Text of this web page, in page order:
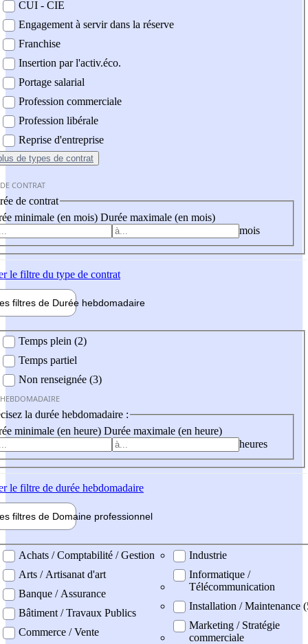
CUI - CIE
Engagement à servir dans la réserve
Franchise
Insertion par l'activ.éco.
Portage salarial
Profession commerciale
Profession libérale
Reprise d'entreprise
de types de contrat
CONTRAT
de contrat
minimale (en mois) Durée maximale (en mois)
mois
le filtre du type de contrat
filtres de Durée hebdomadaire
Temps plein (2)
Temps partiel
Non renseignée (3)
la durée hebdomadaire :
minimale (en heure) Durée maximale (en heure)
heures
le filtre de durée hebdomadaire
filtres de Domaine professionnel
professionel
Achats / Comptabilité / Gestion
Arts / Artisanat d'art
Banque / Assurance
Bâtiment / Travaux Publics
Commerce / Vente
Industrie
Informatique /
Télécommunication
Installation / Maintenance
Marketing / Stratégie
commerciale